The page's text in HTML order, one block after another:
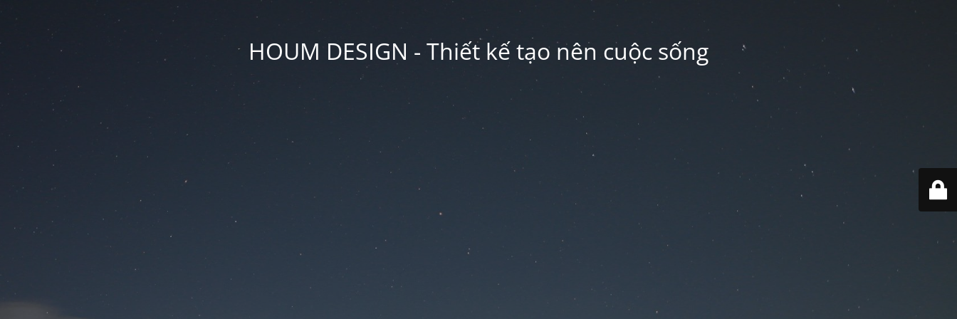
HOUM DESIGN - Thiết kế tạo nên cuộc sống